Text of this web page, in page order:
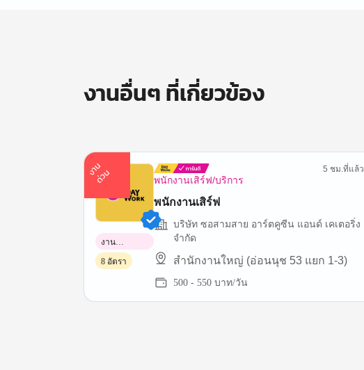
งานอื่นๆ ที่เกี่ยวข้อง
ง
า
น
ด่
ว
น พนักงานเสิร์ฟ/บริการ
5 ชม.ที่แล้ว
พนักงานเสิร์ฟ
บริษัท ซอสามสาย อาร์ตคูซีน แอนด์ เคเตอริ่ง
จำกัด
สำนักงานใหญ่ (อ่อนนุช 53 แยก 1-3)
500 - 550 บาท/วัน
งาน
พาร์ทไทม์
8 อัตรา